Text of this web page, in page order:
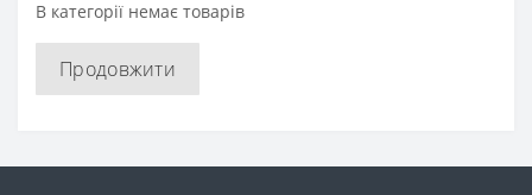
В категорії немає товарів
Продовжити